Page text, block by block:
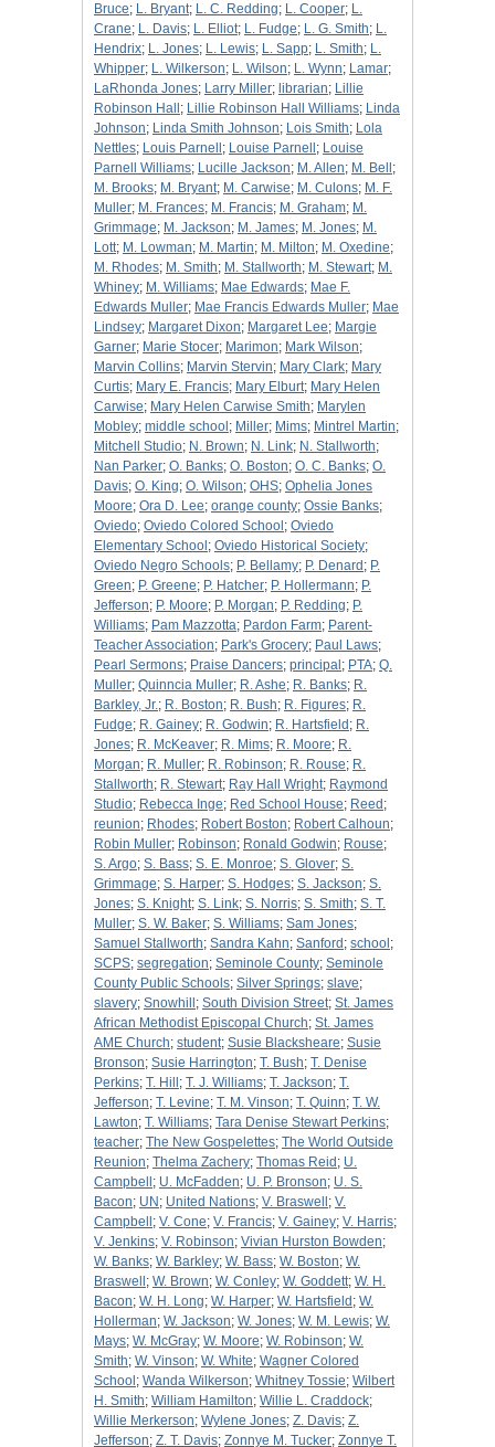
Bruce; L. Bryant; L. C. Redding; L. Cooper; L.
Crane; L. Davis; L. Elliot; L. Fudge; L. G. Smith; L.
Hendrix; L. Jones; L. Lewis; L. Sapp; L. Smith; L.
Whipper; L. Wilkerson; L. Wilson; L. Wynn; Lamar;
LaRhonda Jones; Larry Miller; librarian; Lillie
Robinson Hall ; Lillie Robinson Hall Williams; Linda
Johnson; Linda Smith Johnson; Lois Smith; Lola
Nettles; Louis Parnell ; Louise Parnell ; Louise
Parnell Williams; Lucille Jackson; M. Allen; M. Bell ;
M. Brooks; M. Bryant; M. Carwise; M. Culons; M. F.
Muller; M. Frances; M. Francis; M. Graham; M.
Grimmage; M. Jackson; M. James; M. Jones; M.
Lott; M. Lowman; M. Martin; M. Milton; M. Oxedine;
M. Rhodes; M. Smith; M. Stallworth; M. Stewart; M.
Whiney; M. Williams; Mae Edwards; Mae F.
Edwards Muller; Mae Francis Edwards Muller; Mae
Lindsey; Margaret Dixon; Margaret Lee; Margie
Garner; Marie Stocer; Marimon; Mark Wilson;
Marvin Collins; Marvin Stervin; Mary Clark; Mary
Curtis; Mary E. Francis; Mary Elburt; Mary Helen
Carwise; Mary Helen Carwise Smith; Marylen
Mobley; middle school ; Miller; Mims; Mintrel Martin;
Mitchell Studio; N. Brown; N. Link; N. Stallworth;
Nan Parker; O. Banks; O. Boston; O. C. Banks; O.
Davis; O. King; O. Wilson; OHS; Ophelia Jones
Moore; Ora D. Lee; orange county; Ossie Banks;
Oviedo; Oviedo Colored School ; Oviedo
Elementary School ; Oviedo Historical Society;
Oviedo Negro Schools; P. Bellamy; P. Denard ; P.
Green; P. Greene; P. Hatcher; P. Hollermann; P.
Jefferson; P. Moore; P. Morgan; P. Redding; P.
Williams; Pam Mazzotta; Pardon Farm; Parent-
Teacher Association; Park's Grocery; Paul Laws;
Pearl Sermons; Praise Dancers; principal ; PTA; Q.
Muller; Quinncia Muller; R. Ashe; R. Banks; R.
Barkley, Jr.; R. Boston; R. Bush; R. Figures; R.
Fudge; R. Gainey; R. Godwin; R. Hartsfield ; R.
Jones; R. McKeaver; R. Mims; R. Moore; R.
Morgan; R. Muller; R. Robinson; R. Rouse; R.
Stallworth; R. Stewart; Ray Hall Wright; Raymond
Studio; Rebecca Inge; Red School House; Reed ;
reunion; Rhodes; Robert Boston; Robert Calhoun;
Robin Muller; Robinson; Ronald Godwin; Rouse;
S. Argo; S. Bass; S. E. Monroe; S. Glover; S.
Grimmage; S. Harper; S. Hodges; S. Jackson; S.
Jones; S. Knight; S. Link; S. Norris; S. Smith; S. T.
Muller; S. W. Baker; S. Williams; Sam Jones;
Samuel Stallworth; Sandra Kahn; Sanford ; school ;
SCPS; segregation; Seminole County; Seminole
County Public Schools; Silver Springs; slave;
slavery; Snowhill ; South Division Street; St. James
African Methodist Episcopal Church; St. James
AME Church; student; Susie Blacksheare; Susie
Bronson; Susie Harrington; T. Bush; T. Denise
Perkins; T. Hill ; T. J. Williams; T. Jackson; T.
Jefferson; T. Levine; T. M. Vinson; T. Quinn; T. W.
Lawton; T. Williams; Tara Denise Stewart Perkins;
teacher; The New Gospelettes; The World Outside
Reunion; Thelma Zachery; Thomas Reid ; U.
Campbell ; U. McFadden; U. P. Bronson; U. S.
Bacon; UN ; United Nations; V. Braswell ; V.
Campbell ; V. Cone; V. Francis; V. Gainey; V. Harris;
V. Jenkins; V. Robinson; Vivian Hurston Bowden;
W. Banks; W. Barkley; W. Bass; W. Boston; W.
Braswell ; W. Brown; W. Conley; W. Goddett; W. H.
Bacon; W. H. Long; W. Harper; W. Hartsfield ; W.
Hollerman; W. Jackson; W. Jones; W. M. Lewis; W.
Mays; W. McGray; W. Moore; W. Robinson; W.
Smith; W. Vinson; W. White; Wagner Colored
School ; Wanda Wilkerson; Whitney Tossie; Wilbert
H. Smith; William Hamilton; Willie L. Craddock;
Willie Merkerson; Wylene Jones; Z. Davis; Z.
Jefferson; Z. T. Davis; Zonnye M. Tucker; Zonnye T.